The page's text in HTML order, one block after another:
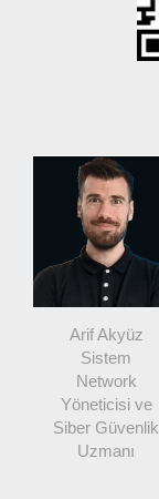
Arif Akyüz
Sistem
Network
Yöneticisi ve
Siber Güvenlik
Uzmanı